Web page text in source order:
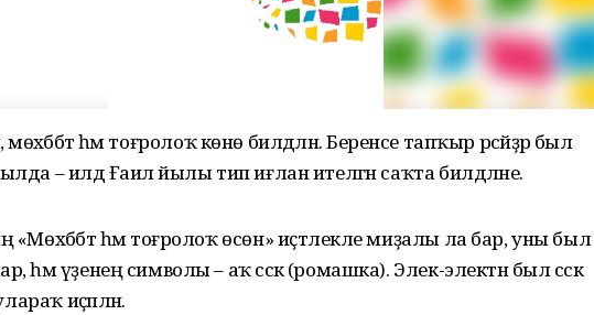
мөхәббәт һәм тоғролоҡ көнө билдәләнә. Беренсе тапҡыр рәсәйҙәр был
– илдә Ғаилә йылы тип иғлан ителгән саҡта билдәләне.
һәм тоғролоҡ өсөн» иҫтәлекле миҙалы ла бар, уны был
үҙенең символы – аҡ сәскә (ромашка). Элек-электән был сәскә
иҫәпләнә.